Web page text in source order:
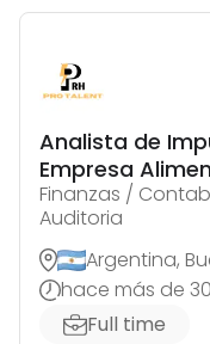
Analista de
Empresa
Finanzas /
Auditoria
Argentina,
hace más de
Full time